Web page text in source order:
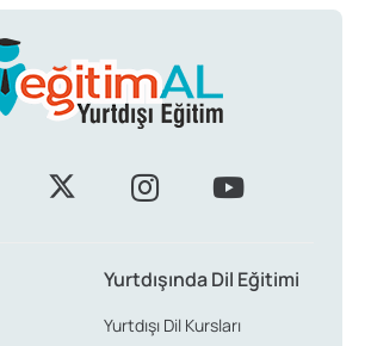
Yurtdışında Dil Eğitimi
Yurtdışı Dil Kursları